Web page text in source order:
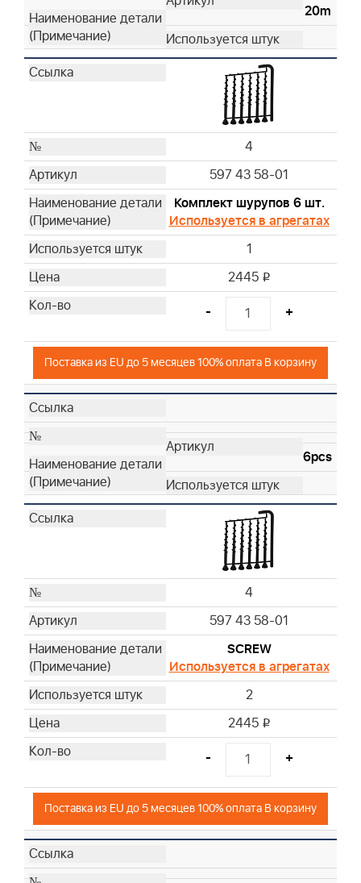
20m
4
597 43 58-01
Комплект шурупов 6 шт.
Используется в агрегатах
1
2445 i
- +
Поставка из EU до 5 месяцев 100% оплата В корзину
6pcs
4
597 43 58-01
SCREW
Используется в агрегатах
2
2445 i
- +
Поставка из EU до 5 месяцев 100% оплата В корзину